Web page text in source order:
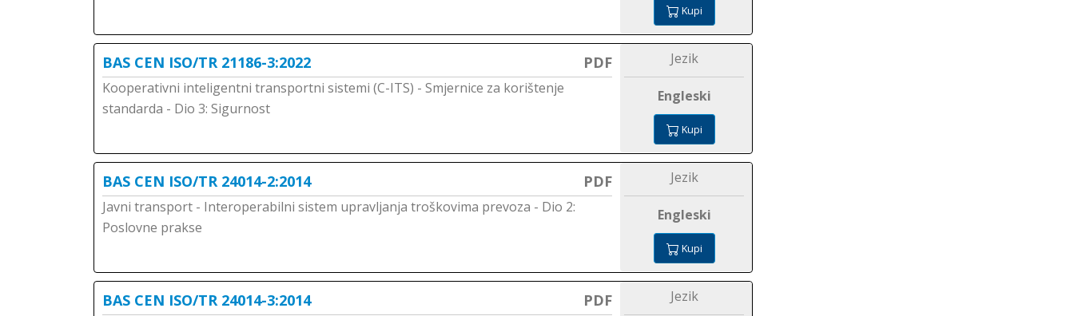
Kupi
BAS CEN ISO/TR 21186-3:2022 PDF
Kooperativni inteligentni transportni sistemi (C-ITS) - Smjernice za korištenje
standarda - Dio 3: Sigurnost
Jezik
Engleski
Kupi
BAS CEN ISO/TR 24014-2:2014 PDF
Javni transport - Interoperabilni sistem upravljanja troškovima prevoza - Dio 2:
Poslovne prakse
Jezik
Engleski
Kupi
BAS CEN ISO/TR 24014-3:2014 PDF Jezik